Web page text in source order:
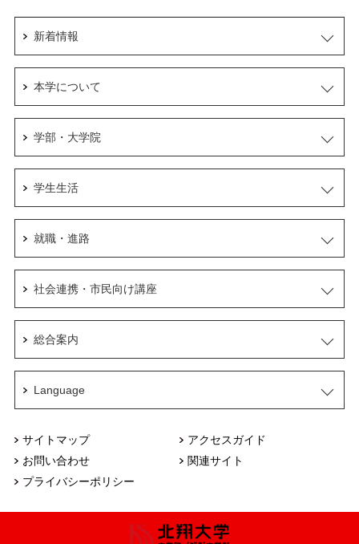
サイトマップ
アクセスガイド
お問い合わせ
関連サイト
プライバシーポリシー
新着情報
本学について
学部・大学院
学生生活
就職・進路
社会連携・市民向け講座
総合案内
Language